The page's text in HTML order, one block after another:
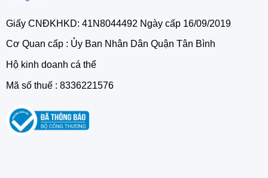
Giấy CNĐKHKD: 41N8044492 Ngày cấp 16/09/2019
Cơ Quan cấp : Ủy Ban Nhân Dân Quận Tân Bình
Hộ kinh doanh cá thể
Mã số thuế : 8336221576